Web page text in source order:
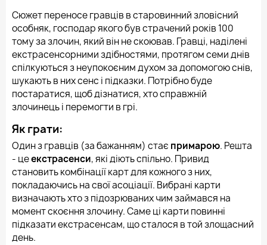
Сюжет переносе гравців в старовинний зловісний
особняк, господар якого був страчений років 100
тому за злочин, який він не скоював. Гравці, наділені
екстрасенсорними здібностями, протягом семи днів
спілкуються з неупокоєним духом за допомогою снів,
шукають в них сенс і підказки. Потрібно буде
постаратися, щоб дізнатися, хто справжній
злочинець і перемогти в грі.
Як грати:
Один з гравців (за бажанням) стає примарою. Решта
- цеекстрасенси, які діють спільно. Привид
становить комбінації карт для кожного з них,
покладаючись на свої асоціації. Вибрані карти
визначають хто з підозрюваних чим займався на
момент скоєння злочину. Саме ці карти повинні
підказати екстрасенсам, що сталося в той злощасний
день.